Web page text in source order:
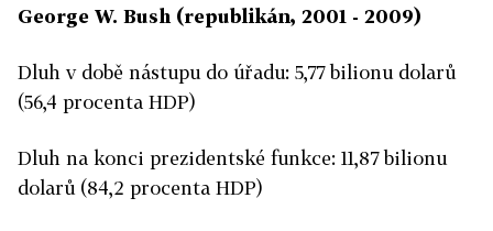
George W. Bush (republikán, 2001 - 2009)
Dluh v době nástupu do úřadu: 5,77 bilionu dolarů
(56,4 procenta HDP)
Dluh na konci prezidentské funkce: 11,87 bilionu
dolarů (84,2 procenta HDP)